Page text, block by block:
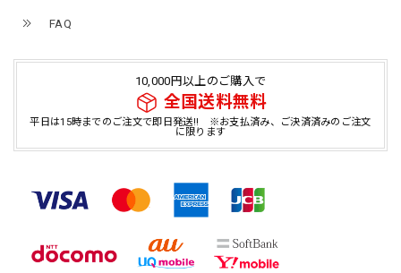
FAQ
10,000円以上のご購入で
全国送料無料
平日は15時までのご注文で即日発送!! ※お支払済み、ご決済済みのご注文
に限ります